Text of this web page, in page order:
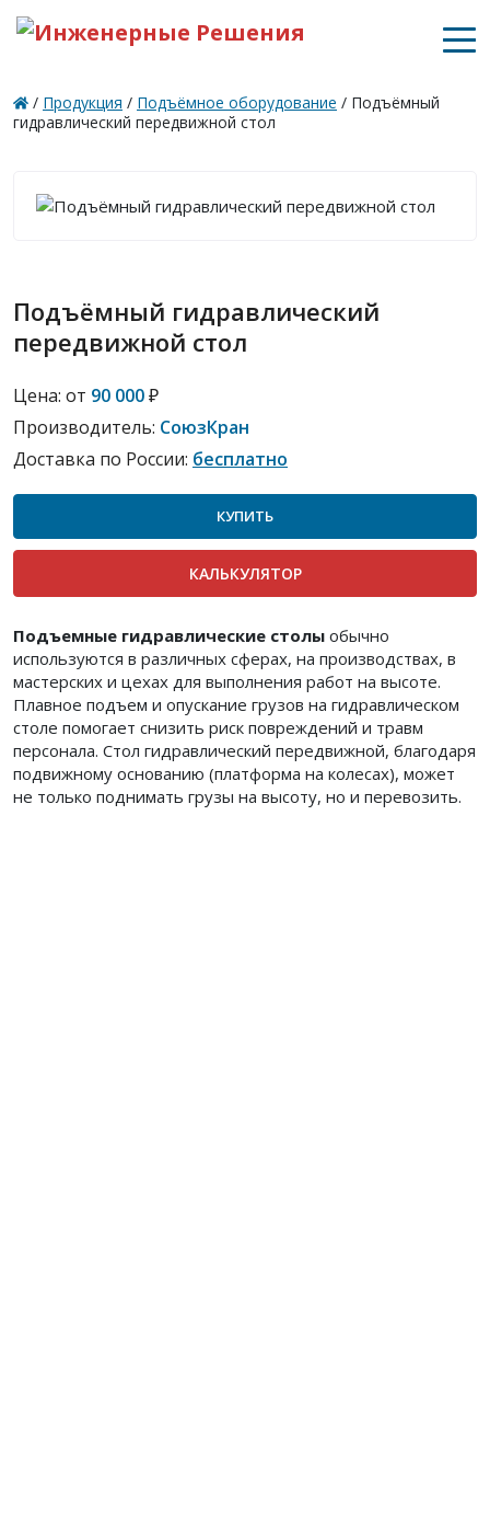
/ Продукция / Подъёмное оборудование / Подъёмный
гидравлический передвижной стол
Подъёмный гидравлический
передвижной стол
Цена: от 90 000₽
Производитель: СоюзКран
Доставка по России: бесплатно
КУПИТЬ
КАЛЬКУЛЯТОР
Подъемные гидравлические столы обычно
используются в различных сферах, на производствах, в
мастерских и цехах для выполнения работ на высоте.
Плавное подъем и опускание грузов на гидравлическом
столе помогает снизить риск повреждений и травм
персонала. Стол гидравлический передвижной, благодаря
подвижному основанию (платформа на колесах), может
не только поднимать грузы на высоту, но и перевозить.